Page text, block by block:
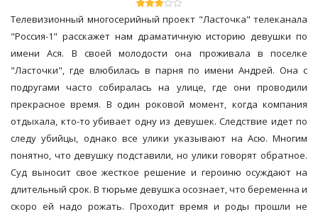
Телевизионный многосерийный проект "Ласточка" телеканала
"Россия-1" расскажет нам драматичную историю девушки по
имени Ася. В своей молодости она проживала в поселке
"Ласточки", где влюбилась в парня по имени Андрей. Она с
подругами часто собиралась на улице, где они проводили
прекрасное время. В один роковой момент, когда компания
отдыхала, кто-то убивает одну из девушек. Следствие идет по
следу убийцы, однако все улики указывают на Асю. Многим
понятно, что девушку подставили, но улики говорят обратное.
Суд выносит свое жесткое решение и героиню осуждают на
длительный срок. В тюрьме девушка осознает, что беременна и
скоро ей надо рожать. Проходит время и роды прошли не